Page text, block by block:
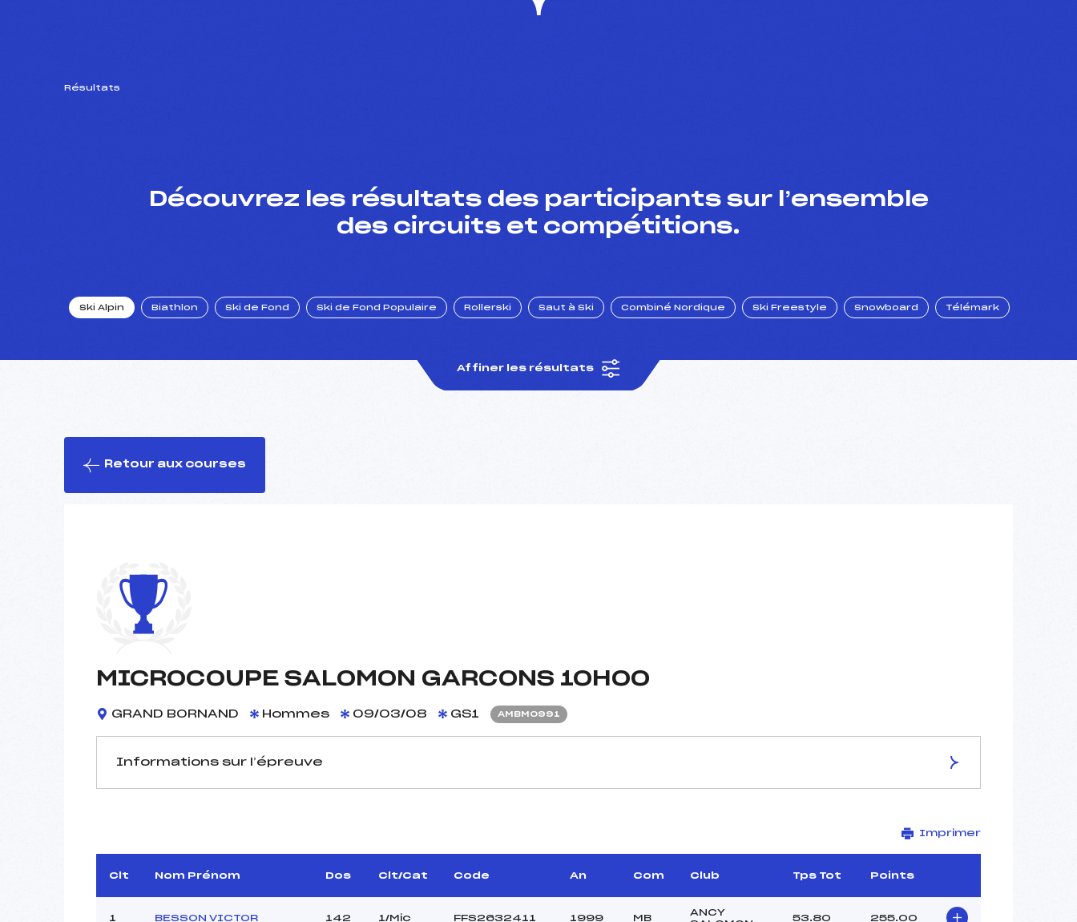
Résultats
Découvrez les résultats des participants sur l’ensemble
des circuits et compétitions.
Ski Alpin Biathlon Ski de Fond Ski de Fond Populaire Rollerski Saut à Ski Combiné Nordique Ski Freestyle Snowboard Télémark
Affiner les résultats
Retour aux courses
MICROCOUPE SALOMON GARCONS 10H00
GRAND BORNAND Hommes 09/03/08 GS1 AMBM0991
Informations sur l’épreuve
Arbitre :
BESSON FRANCOIS (MB)
Assistant :
GIRARD FRANCOIS (MB)
MAROLY
Altitude départ :
1780
Altitude arrivée :
2089/10/04
Imprimer
Clt Nom Prénom Dos Clt/Cat Code An Com Club Tps Tot Points
1 BESSON VICTOR 142 1/Mic FFS2632411 1999 MB
ANCY
53.80 255.00